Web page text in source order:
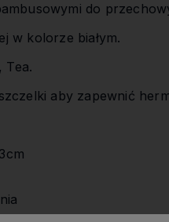
do
w kolorze białym.
Tea.
aby zapewnić